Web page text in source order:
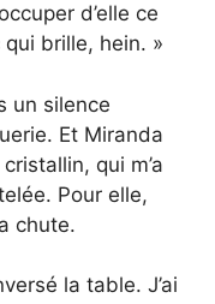
d’elle ce
qui brille, hein. »
un silence
Et Miranda
qui m’a
Pour elle,
chute.
la table. J’ai